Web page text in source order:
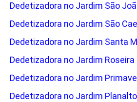
Dedetizadora no Jardim São
Dedetizadora no Jardim São
Dedetizadora no Jardim Santa
Dedetizadora no Jardim Roseira
Dedetizadora no Jardim
Dedetizadora no Jardim Planalto